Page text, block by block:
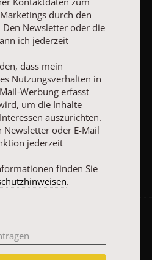
einen Link in Newsletter oder E-
jederzeit ausschalten.
finden Sie in unseren
.
JETZT ANMELDEN
durch den
Den Newsletter oder die
ich jederzeit
dass mein
Nutzungsverhalten in
Werbung erfasst
um die Inhalte
auszurichten.
Newsletter oder E-Mail
jederzeit
finden Sie
.